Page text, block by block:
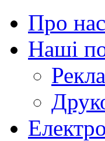
Про нас
Наші